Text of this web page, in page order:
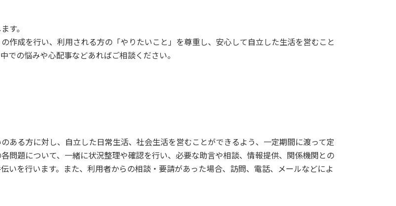
す。
作成を行い、利用される方の「やりたいこと」を尊重し、安心して自立した生活を営むこと
での悩みや心配事などあればご相談ください。
ある方に対し、自立した日常生活、社会生活を営むことができるよう、一定期間に渡って定
問題について、一緒に状況整理や確認を行い、必要な助言や相談、情報提供、関係機関との
いを行います。また、利用者からの相談・要請があった場合、訪問、電話、メールなどによ